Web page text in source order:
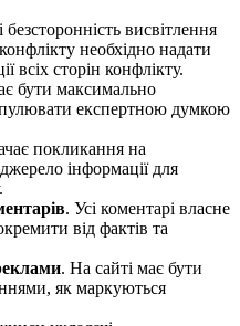
безсторонність висвітлення
необхідно надати
всіх сторін конфлікту.
бути максимально
експертною думкою
покликання на
інформації для
. Усі коментарі власне
від фактів та
. На сайті має бути
як маркуються